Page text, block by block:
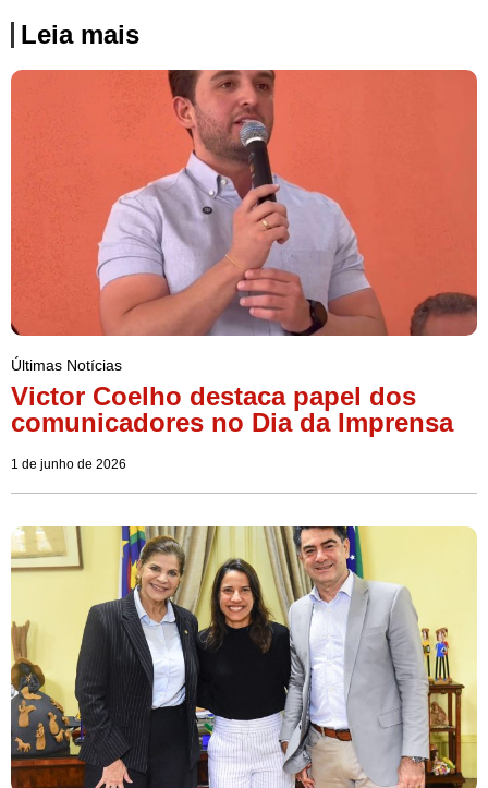
Leia mais
Últimas Notícias
Victor Coelho destaca papel dos
comunicadores no Dia da Imprensa
1 de junho de 2026